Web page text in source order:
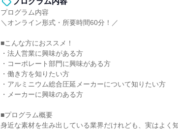
プログラム内容
＼オンライン形式・所要時間60分！／
■こんな方におススメ！
・法人営業に興味がある方
・コーポレート部門に興味がある方
・働き方を知りたい方
・アルミニウム総合圧延メーカーについて知りたい方
・メーカーに興味のある方
■プログラム概要
身近な素材を生み出している業界だけれども、実はよく